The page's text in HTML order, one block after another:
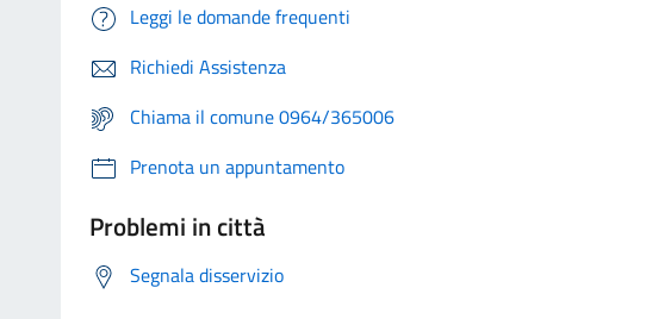
Leggi le domande frequenti
Richiedi Assistenza
Chiama il comune 0964/365006
Prenota un appuntamento
Problemi in città
Segnala disservizio